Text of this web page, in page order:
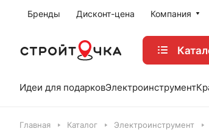
Бренды Дисконт-цена Компания
Идеи для подарковЭлектроинструмент
Главная Каталог Электроинструмент